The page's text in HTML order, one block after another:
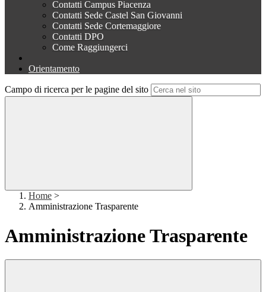
Contatti Campus Piacenza
Contatti Sede Castel San Giovanni
Contatti Sede Cortemaggiore
Contatti DPO
Come Raggiungerci
Orientamento
Campo di ricerca per le pagine del sito
Home >
Amministrazione Trasparente
Amministrazione Trasparente